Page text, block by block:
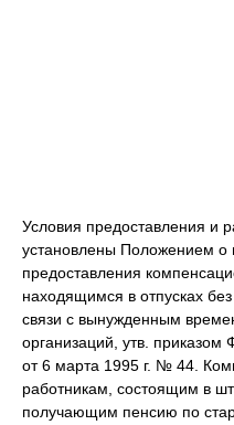
Условия предоставления и
установлены Положением о
предоставления
находящимся в отпусках
связи с вынужденным
организаций, утв.
от 6 марта 1995 г. № 44.
работникам, состоящим в
получающим пенсию по